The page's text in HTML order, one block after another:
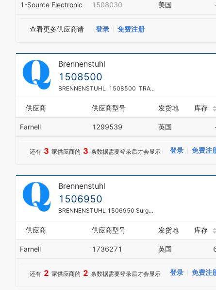
1-Source Electronic 1508030 美国
查看更多供应商请 登录 免费注册
Brennenstuhl
1508500
BRENNENSTUHL 1508500 TRAVEL ADAPTOR, US-EUROPE
供应商 供应商型号 发货地 库存
Farnell 1299539 英国
还有 3 家供应商的 3 条数据需要登录后才会显示 登录 免费注
Brennenstuhl
1506950
BRENNENSTUHL 1506950 Surge Protector, Primera-Line Series, Gas Discharge Tube (GDT), 1 Outlets, 230 VAC
供应商 供应商型号 发货地 库存
Farnell 1736271 英国
还有 2 家供应商的 2 条数据需要登录后才会显示 登录 免费注